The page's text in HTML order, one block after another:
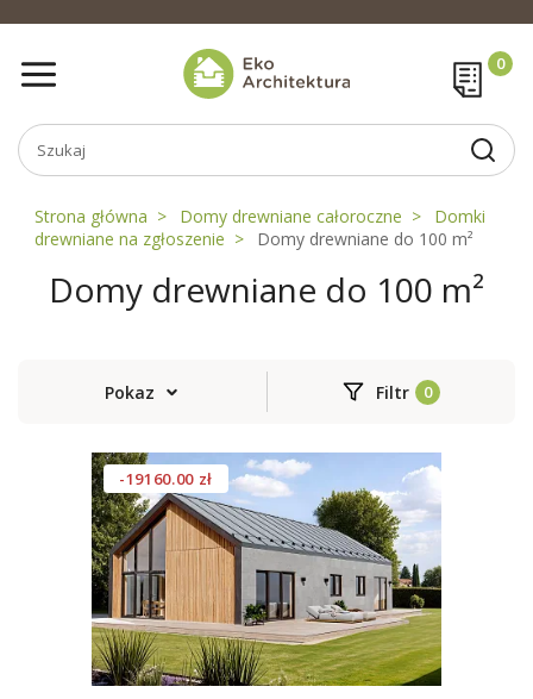
Strona główna Domy drewniane całoroczne
Domki
drewniane na zgłoszenie
Domy drewniane do 100 m²
Domy drewniane do 100 m²
Pokaz Filtr
-19160.00 zł